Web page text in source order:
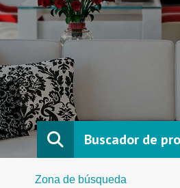
Buscador de
Zona de búsqueda